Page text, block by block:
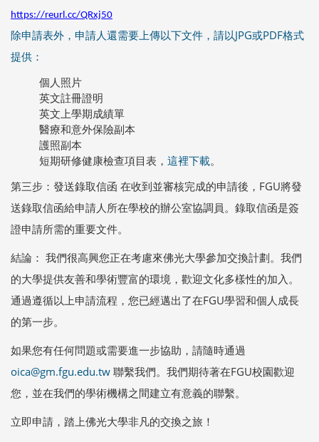
https://reurl.cc/QRxj50
除申請表外，申請人還需要上傳以下文件，請以JPG或PDF格式
提供：
個人照片
英文註冊證明
英文上學期成績單
醫療和意外保險副本
護照副本
短期研修健康檢查項目表， 這裡下載。
第三步：發送錄取信函 在收到並審核完成的申請後，FGU將發
送錄取信函給申請人所在學校的辦公室協調員。錄取信函是簽
證申請所需的重要文件。
結論： 我們很高興您正在考慮來佛光大學參加交換計劃。我們
的大學提供友善和學術豐富的環境，歡迎文化多樣性的加入。
通過遵循以上申請流程，您已經邁出了在FGU學習和個人成長
的第一步。
如果您有任何問題或需要進一步協助，請隨時通過
oica@gm.fgu.edu.tw 聯繫我們。我們期待著在FGU校園歡迎
您，並在我們的學術機構之間建立有意義的聯繫。
立即申請，踏上佛光大學非凡的交換之旅！